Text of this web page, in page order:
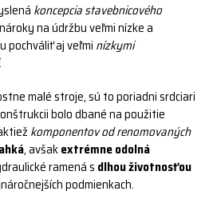
koncepcia stavebnicového
na údržbu veľmi nízke a
pochváliť aj veľmi nízkymi
.
malé stroje, sú to poriadni srdciari
bolo dbané na použitie
komponentov od renomovaných
, avšakextrémne odolná
ramená s dlhou životnosťou
podmienkach.